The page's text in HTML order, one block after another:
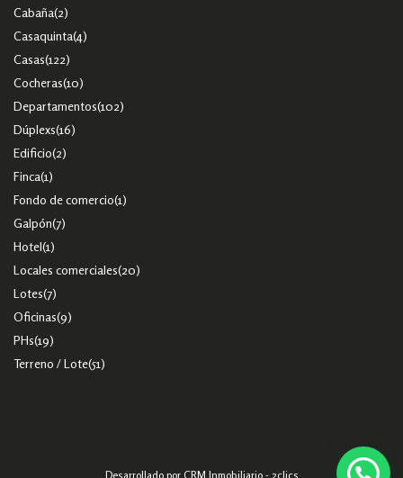
Cabaña(2)
Casaquinta(4)
Casas(122)
Cocheras(10)
Departamentos(102)
Dúplexs(16)
Edificio(2)
Finca(1)
Fondo de comercio(1)
Galpón(7)
Hotel(1)
Locales comerciales(20)
Lotes(7)
Oficinas(9)
PHs(19)
Terreno / Lote(51)
Desarrollado por CRM Inmobiliario - 2clics